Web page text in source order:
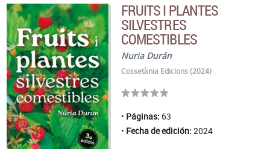
FRUITS I PLANTES
SILVESTRES
COMESTIBLES
Nuria Durán
Cossetània Edicions (2024)
Páginas: 63
Fecha de edición: 2024